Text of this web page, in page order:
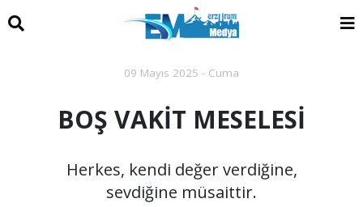
09 Mayıs 2025 - Cuma
BOŞ VAKİT MESELESİ
Herkes, kendi değer verdiğine,
sevdiğine müsaittir.